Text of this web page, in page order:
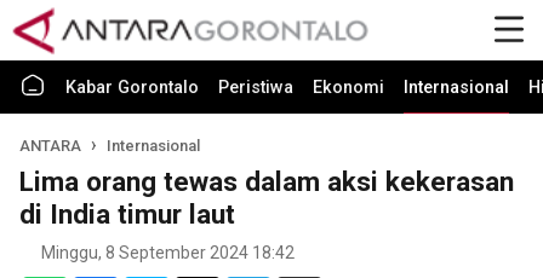
Kabar Gorontalo Peristiwa Ekonomi Internasional
ANTARA Internasional
Lima orang tewas dalam aksi kekerasan
di India timur laut
Minggu, 8 September 2024 18:42